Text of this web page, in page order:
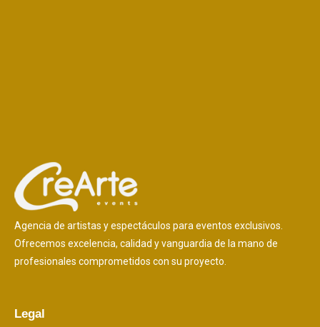
Agencia de artistas y espectáculos para eventos exclusivos.
Ofrecemos excelencia, calidad y vanguardia de la mano de
profesionales comprometidos con su proyecto.
Legal